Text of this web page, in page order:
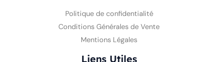
Politique de confidentialité
Conditions Générales de Vente
Mentions Légales
Liens Utiles